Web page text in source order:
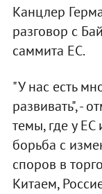
Канцлер
разговор с
саммита ЕС.
"У нас есть
развивать", -
темы, где у
борьба с
споров в
Китаем,